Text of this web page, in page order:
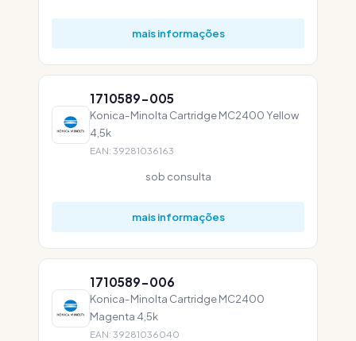
mais informações
1710589-005
Konica-Minolta Cartridge MC2400 Yellow
4,5k
EAN: 39281036163
sob consulta
mais informações
1710589-006
Konica-Minolta Cartridge MC2400
Magenta 4,5k
EAN: 39281036040